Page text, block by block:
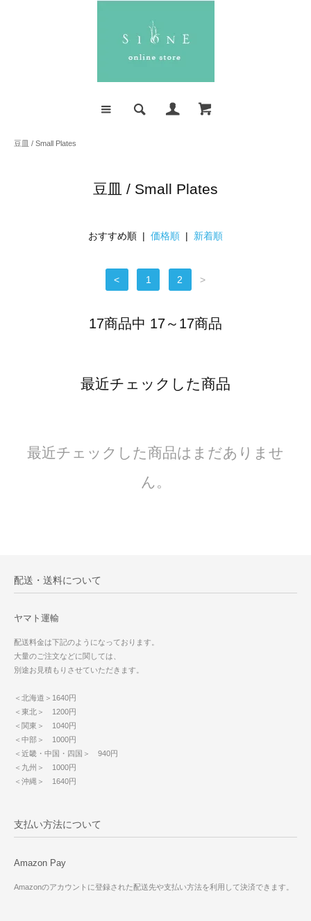
豆皿 / Small Plates
豆皿 / Small Plates
おすすめ順 | 価格順 | 新着順
< 1 2 >
17商品中 17～17商品
最近チェックした商品
最近チェックした商品はまだありませ
ん。
配送・送料について
ヤマト運輸
配送料金は下記のようになっております。
大量のご注文などに関しては、
別途お見積もりさせていただきます。
＜北海道＞1640円
＜東北＞ 1200円
＜関東＞ 1040円
＜中部＞ 1000円
＜近畿・中国・四国＞ 940円
＜九州＞ 1000円
＜沖縄＞ 1640円
支払い方法について
Amazon Pay
Amazonのアカウントに登録された配送先や支払い方法を利用して決済できます。